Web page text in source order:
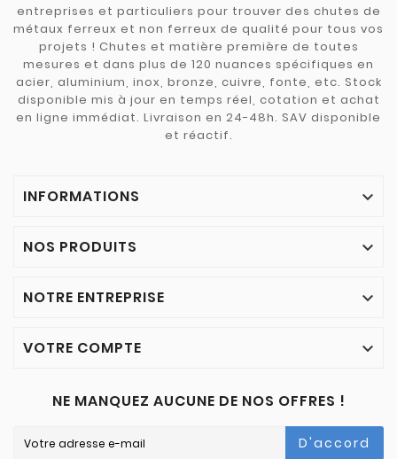
entreprises et particuliers pour trouver des chutes de
métaux ferreux et non ferreux de qualité pour tous vos
projets ! Chutes et matière première de toutes
mesures et dans plus de 120 nuances spécifiques en
acier, aluminium, inox, bronze, cuivre, fonte, etc. Stock
disponible mis à jour en temps réel, cotation et achat
en ligne immédiat. Livraison en 24-48h. SAV disponible
et réactif.
INFORMATIONS 
NOS PRODUITS 
NOTRE ENTREPRISE 
VOTRE COMPTE 
NE MANQUEZ AUCUNE DE NOS OFFRES !
D'accord